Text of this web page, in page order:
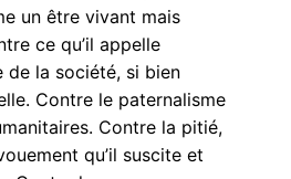
un être vivant mais
ce qu’il appelle
de la société, si bien
Contre le paternalisme
Contre la pitié,
qu’il suscite et